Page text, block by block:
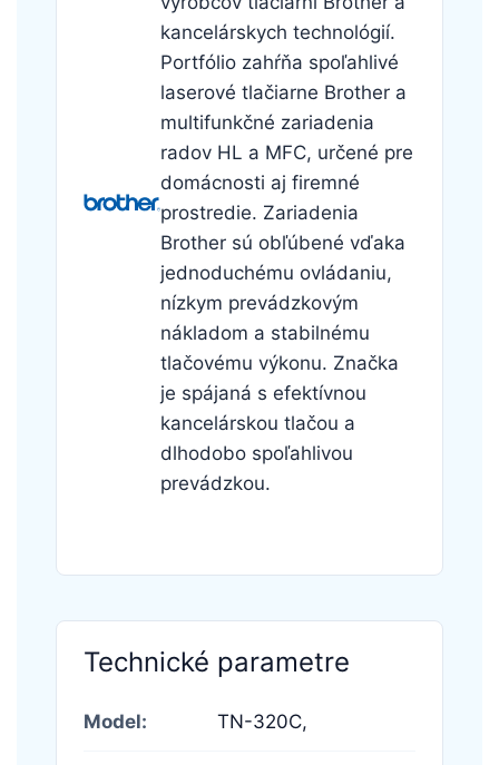
kancelárskych technológií.
Portfólio zahŕňa spoľahlivé
laserové tlačiarne Brother a
multifunkčné zariadenia
radov HL a MFC, určené pre
domácnosti aj firemné
prostredie. Zariadenia
Brother sú obľúbené vďaka
jednoduchému ovládaniu,
nízkym prevádzkovým
nákladom a stabilnému
tlačovému výkonu. Značka
je spájaná s efektívnou
kancelárskou tlačou a
dlhodobo spoľahlivou
prevádzkou.
Technické parametre
Model: TN-320C,